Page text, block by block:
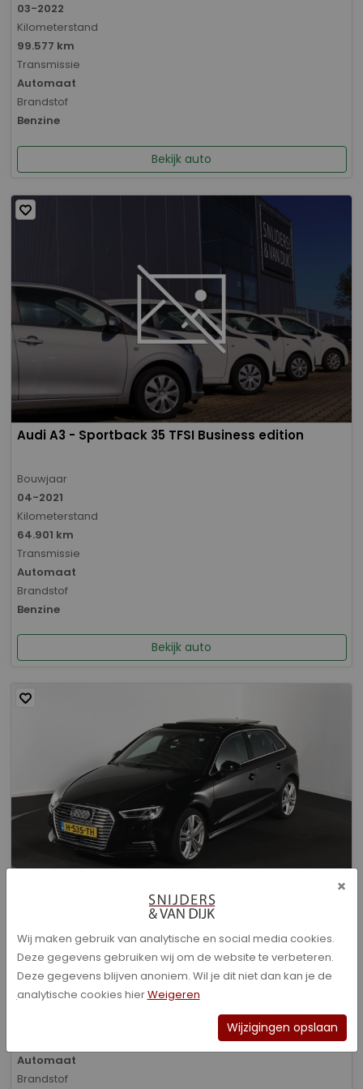
03-2022
Kilometerstand
99.577 km
Transmissie
Automaat
Brandstof
Benzine
Bekijk auto
Audi A3 - Sportback 35 TFSI Business edition
Bouwjaar
04-2021
Kilometerstand
64.901 km
Transmissie
Automaat
Brandstof
Benzine
Bekijk auto
Audi A3 - Sportback 40 e-tron Advance Sport
Bouwjaar
05-2020
Kilometerstand
Automaat
Brandstof
×
Wij maken gebruik van analytische en social media cookies.
Deze gegevens gebruiken wij om de website te verbeteren.
Deze gegevens blijven anoniem. Wil je dit niet dan kan je de
analytische cookies hierWeigeren
Wijzigingen opslaan